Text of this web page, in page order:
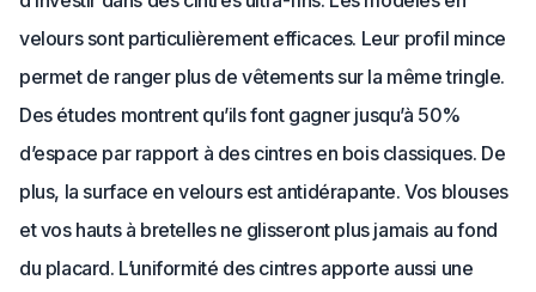
velours sont particulièrement efficaces. Leur profil mince
permet de ranger plus de vêtements sur la même tringle.
Des études montrent qu’ils font gagner jusqu’à 50%
d’espace par rapport à des cintres en bois classiques. De
plus, la surface en velours est antidérapante. Vos blouses
et vos hauts à bretelles ne glisseront plus jamais au fond
du placard. L’uniformité des cintres apporte aussi une